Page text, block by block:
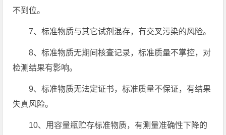
不到位。
7、标准物质与其它试剂混存，有交叉污染的风险。
8、标准物质无期间核查记录，标准质量不掌控，对
检测结果有影响。
9、标准物质无法定证书，标准质量不保证，有结果
失真风险。
10、用容量瓶贮存标准物质，有测量准确性下降的